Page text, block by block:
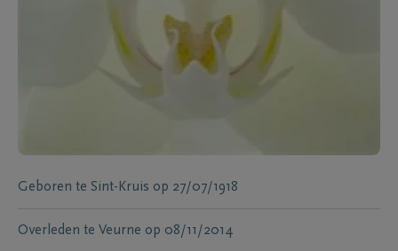
Geboren te Sint-Kruis op 27/07/1918
Overleden te Veurne op 08/11/2014